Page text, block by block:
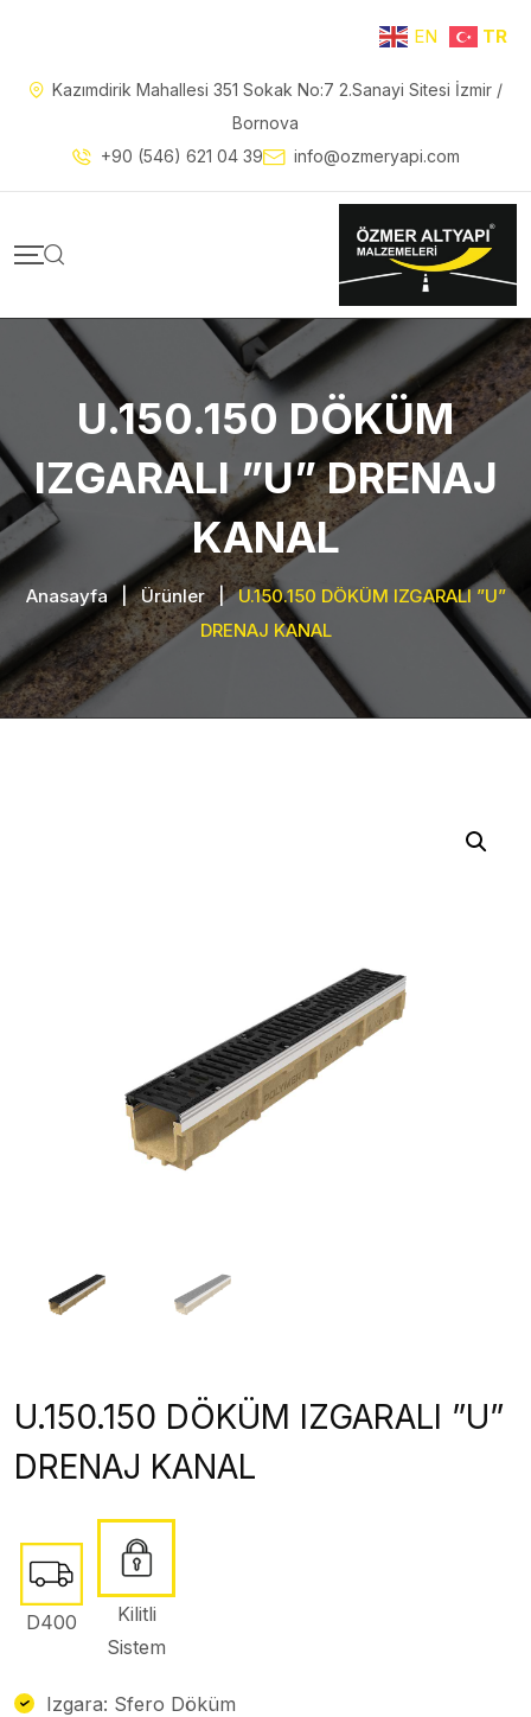
Kazımdirik Mahallesi 351 Sokak No:7 2.Sanayi Sitesi İzmir /
Bornova
+90 (546) 621 04 39
info@ozmeryapi.com
U.150.150 DÖKÜM
IZGARALI ”U” DRENAJ
KANAL
Anasayfa | Ürünler | U.150.150 DÖKÜM IZGARALI ”U”
DRENAJ KANAL
U.150.150 DÖKÜM IZGARALI ”U”
DRENAJ KANAL
D400
Kilitli
Sistem
Izgara: Sfero Döküm
EN TR